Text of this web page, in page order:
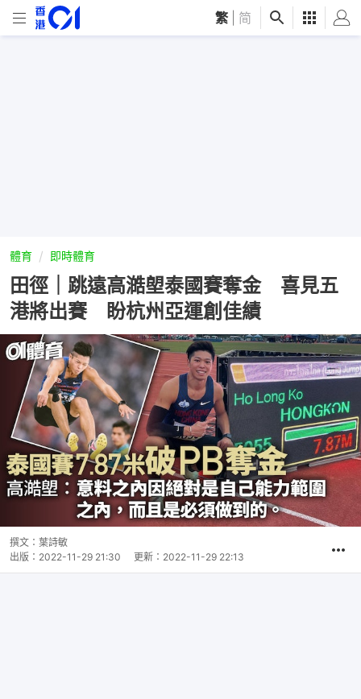
繁 简
體育 即時體育
田徑｜跳遠高澔塱泰國賽奪金 喜見五
港將出賽 盼杭州亞運創佳績
撰文： 葉詩敏
出版： 2022-11-29 21:30 更新： 2022-11-29 22:13